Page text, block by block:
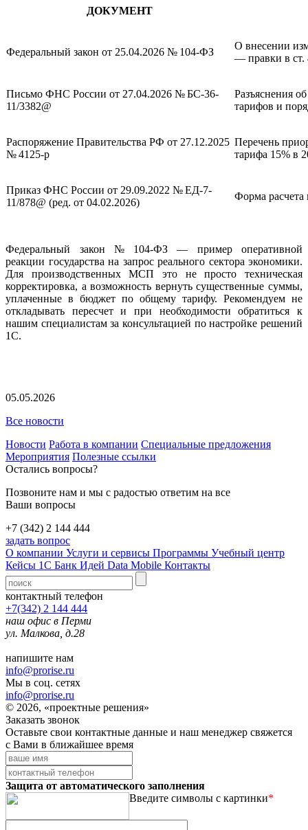
ДОКУМЕНТ
Федеральный закон от 25.04.2026 № 104-ФЗ
О внесении
— правки в
Письмо ФНС России от 27.04.2026 № БС-36-
11/3382@
Разъяснения
тарифов и
Распоряжение Правительства РФ от 27.12.2025
№ 4125-р
Перечень
тарифа 15% в
Приказ ФНС России от 29.09.2022 № ЕД-7-
11/878@ (ред. от 04.02.2026)
Форма расчета
Федеральный закон № 104-ФЗ — пример оперативной
реакции государства на запрос реального сектора экономики.
Для производственных МСП это не просто техническая
корректировка, а возможность вернуть существенные суммы,
уплаченные в бюджет по общему тарифу. Рекомендуем не
откладывать пересчет и при необходимости обратиться к
нашим специалистам за консультацией по настройке решений
1С.
05.05.2026
Все новости
Новости Работа в компании Специальные предложения
Мероприятия Полезные ссылки
Остались вопросы?
Позвоните нам и мы с радостью ответим на все
Ваши вопросы
+7 (342) 2 144 444
задать вопрос
О компании Услуги и сервисы Программы Учебный центр
Кейсы 1С Банк Идей Data Mobile Контакты
контактный телефон
+7(342) 2 144 444
наш офис в Перми
ул. Малкова, д.28
напишите нам
info@prorise.ru
Мы в соц. сетях
info@prorise.ru
© 2026, «проектные решения»
Заказать звонок
Оставьте свои контактные данные и наш менеджер свяжется
с Вами в ближайшее время
Защита от автоматического заполнения
Введите символы с картинки*